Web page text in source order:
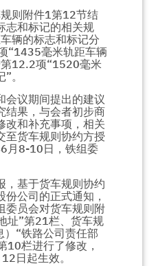
则附件1第12节结
志和标记的相关规
辆的标志和标记分
“1435毫米轨距车辆
12.2项“1520毫米
。
会议期间提出的建议
结果，与会者初步商
改和补充事项，相关
至货车规则协约方授
月8-10日，铁组委
，基于货车规则协约
公司的正式通知，
委员会对货车规则附
址”第21栏、货车规
“铁路公司责任部
10栏进行了修改，
日起生效。